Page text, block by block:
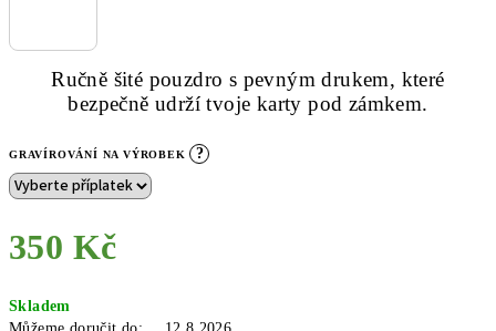
Ručně šité pouzdro s pevným drukem, které
bezpečně udrží tvoje karty pod zámkem.
GRAVÍROVÁNÍ NA VÝROBEK ?
350 Kč
cena:
Skladem